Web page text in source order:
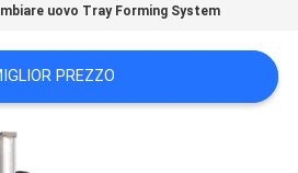
uovo Tray Forming System
PREZZO